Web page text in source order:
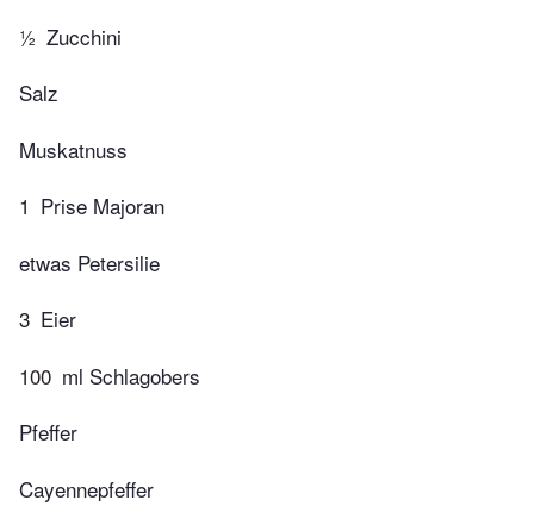
½ Zucchini
Salz
Muskatnuss
1 Prise Majoran
etwas Petersilie
3 Eier
100 ml Schlagobers
Pfeffer
Cayennepfeffer